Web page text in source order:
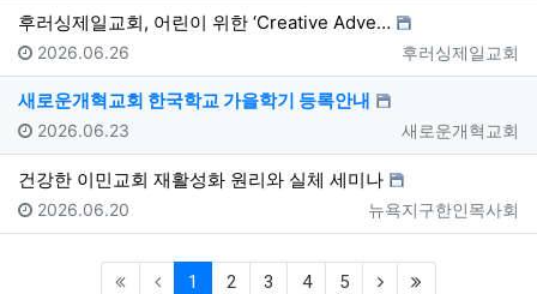
후러싱제일교회, 어린이 위한 ‘Creative Adve…
등록자
후러싱제일교회
등록일
2026.06.26
새로운개혁교회 한국학교 가을학기 등록안내
등록자
새로운개혁교회
등록일
2026.06.23
건강한 이민교회 재활성화 원리와 실체 세미나
등록자
뉴욕지구한인목사회
등록일
2026.06.20
1 (current)
2 3 4 5 (next)